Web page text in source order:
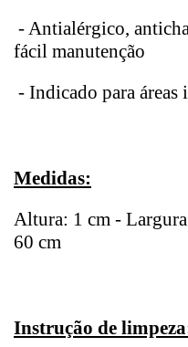
- Antialérgico,
fácil manutenção
- Indicado para áreas
Medidas:
Altura: 1 cm -
60 cm
Instrução de